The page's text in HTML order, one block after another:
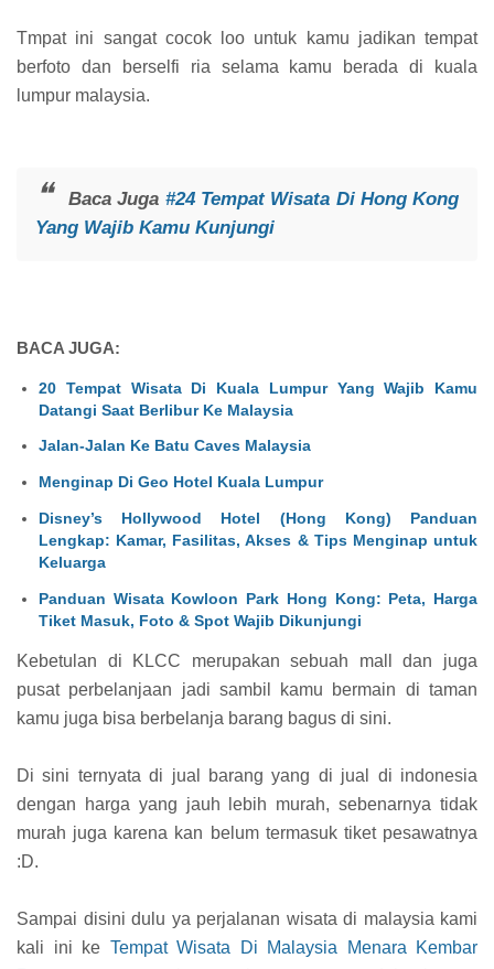
Tmpat ini sangat cocok loo untuk kamu jadikan tempat
berfoto dan berselfi ria selama kamu berada di kuala
lumpur malaysia.
Baca Juga #24 Tempat Wisata Di Hong Kong
Yang Wajib Kamu Kunjungi
BACA JUGA:
20 Tempat Wisata Di Kuala Lumpur Yang Wajib Kamu
Datangi Saat Berlibur Ke Malaysia
Jalan-Jalan Ke Batu Caves Malaysia
Menginap Di Geo Hotel Kuala Lumpur
Disney’s Hollywood Hotel (Hong Kong) Panduan
Lengkap: Kamar, Fasilitas, Akses & Tips Menginap untuk
Keluarga
Panduan Wisata Kowloon Park Hong Kong: Peta, Harga
Tiket Masuk, Foto & Spot Wajib Dikunjungi
Kebetulan di KLCC merupakan sebuah mall dan juga
pusat perbelanjaan jadi sambil kamu bermain di taman
kamu juga bisa berbelanja barang bagus di sini.
Di sini ternyata di jual barang yang di jual di indonesia
dengan harga yang jauh lebih murah, sebenarnya tidak
murah juga karena kan belum termasuk tiket pesawatnya
:D.
Sampai disini dulu ya perjalanan wisata di malaysia kami
kali ini ke Tempat Wisata Di Malaysia Menara Kembar